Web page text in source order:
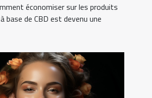
économiser sur les produits
base de CBD est devenu une